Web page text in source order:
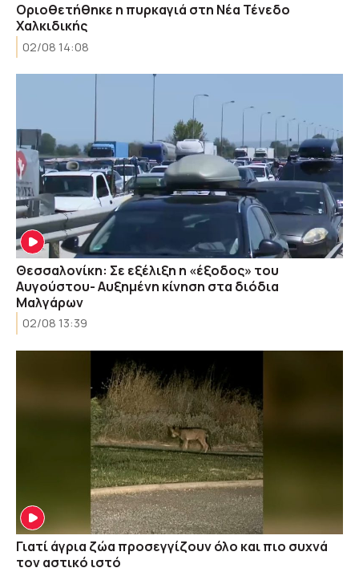
Οριοθετήθηκε η πυρκαγιά στη Νέα Τένεδο
Χαλκιδικής
02/08 14:08
Θεσσαλονίκη: Σε εξέλιξη η «έξοδος» του
Αυγούστου- Αυξημένη κίνηση στα διόδια
Μαλγάρων
02/08 13:39
Γιατί άγρια ζώα προσεγγίζουν όλο και πιο συχνά
τον αστικό ιστό